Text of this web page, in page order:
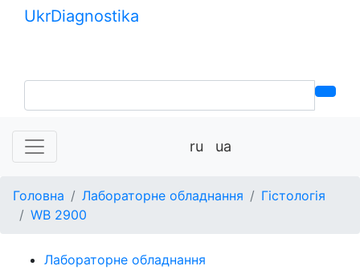
UkrDiagnostika
ru ua
Головна Лабораторне обладнання
Гістологія
WB 2900
Лабораторне обладнання